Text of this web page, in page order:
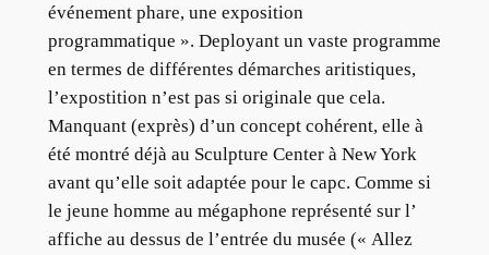
événement phare, une exposition
programmatique ». Deployant un vaste programme
en termes de différentes démarches aritistiques,
l’expostition n’est pas si originale que cela.
Manquant (exprès) d’un concept cohérent, elle à
été montré déjà au Sculpture Center à New York
avant qu’elle soit adaptée pour le capc. Comme si
le jeune homme au mégaphone représenté sur l’
affiche au dessus de l’entrée du musée (« Allez